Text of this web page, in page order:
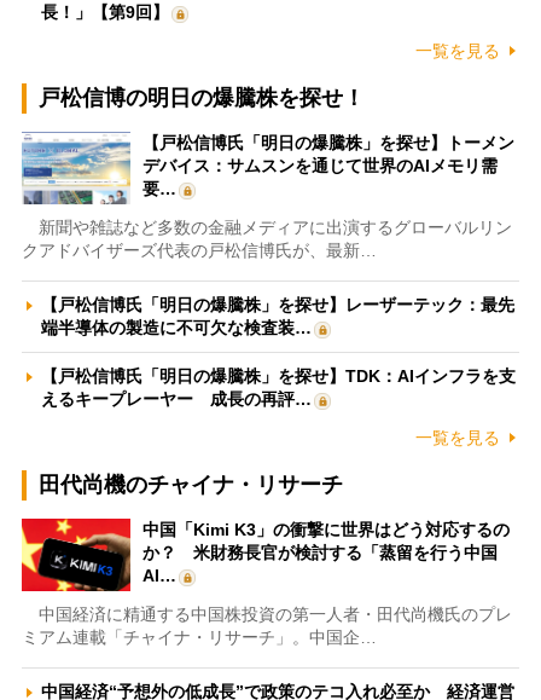
長！」【第9回】
一覧を見る
戸松信博の明日の爆騰株を探せ！
【戸松信博氏「明日の爆騰株」を探せ】トーメン
デバイス：サムスンを通じて世界のAIメモリ需
要…
新聞や雑誌など多数の金融メディアに出演するグローバルリン
クアドバイザーズ代表の戸松信博氏が、最新…
【戸松信博氏「明日の爆騰株」を探せ】レーザーテック：最先
端半導体の製造に不可欠な検査装…
【戸松信博氏「明日の爆騰株」を探せ】TDK：AIインフラを支
えるキープレーヤー 成長の再評…
一覧を見る
田代尚機のチャイナ・リサーチ
中国「Kimi K3」の衝撃に世界はどう対応するの
か？ 米財務長官が検討する「蒸留を行う中国
AI…
中国経済に精通する中国株投資の第一人者・田代尚機氏のプレ
ミアム連載「チャイナ・リサーチ」。中国企…
中国経済“予想外の低成長”で政策のテコ入れ必至か 経済運営